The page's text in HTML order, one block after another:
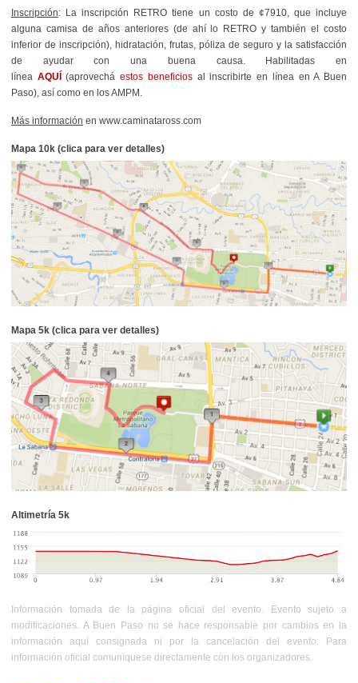
Inscripción: La inscripción RETRO tiene un costo de ¢7910, que incluye
alguna camisa de años anteriores (de ahí lo RETRO y también el costo
inferior de inscripción), hidratación, frutas, póliza de seguro y la satisfacción
de ayudar con una buena causa. Habilitadas en
línea AQUÍ (aprovecháestos beneficiosal inscribirte en línea en A Buen
Paso) así como en los AMPM.
Más información en www.caminataross.com
Mapa 10k (clica para ver detalles)
Mapa 5k (clica para ver detalles)
Altimetría 5k
Información tomada de la página oficial del evento. Evento sujeto a
modificaciones. A Buen Paso no se hace responsable por cambios en la
información aquí consignada ni por la cancelación del evento. Para
información oficial comuníquese directamente con los organizadores.